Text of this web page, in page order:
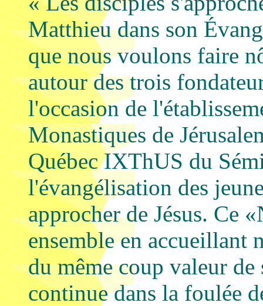
Matthieu dans son
que nous voulons faire
autour des trois
l'occasion de
Monastiques de
Québec IXThUS du
l'évangélisation des
approcher de Jésus. Ce
ensemble en accueillant
du même coup valeur
continue dans la foulée